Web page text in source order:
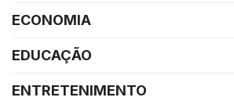
ECONOMIA
EDUCAÇÃO
ENTRETENIMENTO